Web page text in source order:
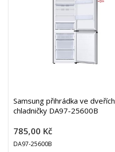
Samsung přihrádka ve dveřích
chladničky DA97-25600B
785,00 Kč
DA97-25600B